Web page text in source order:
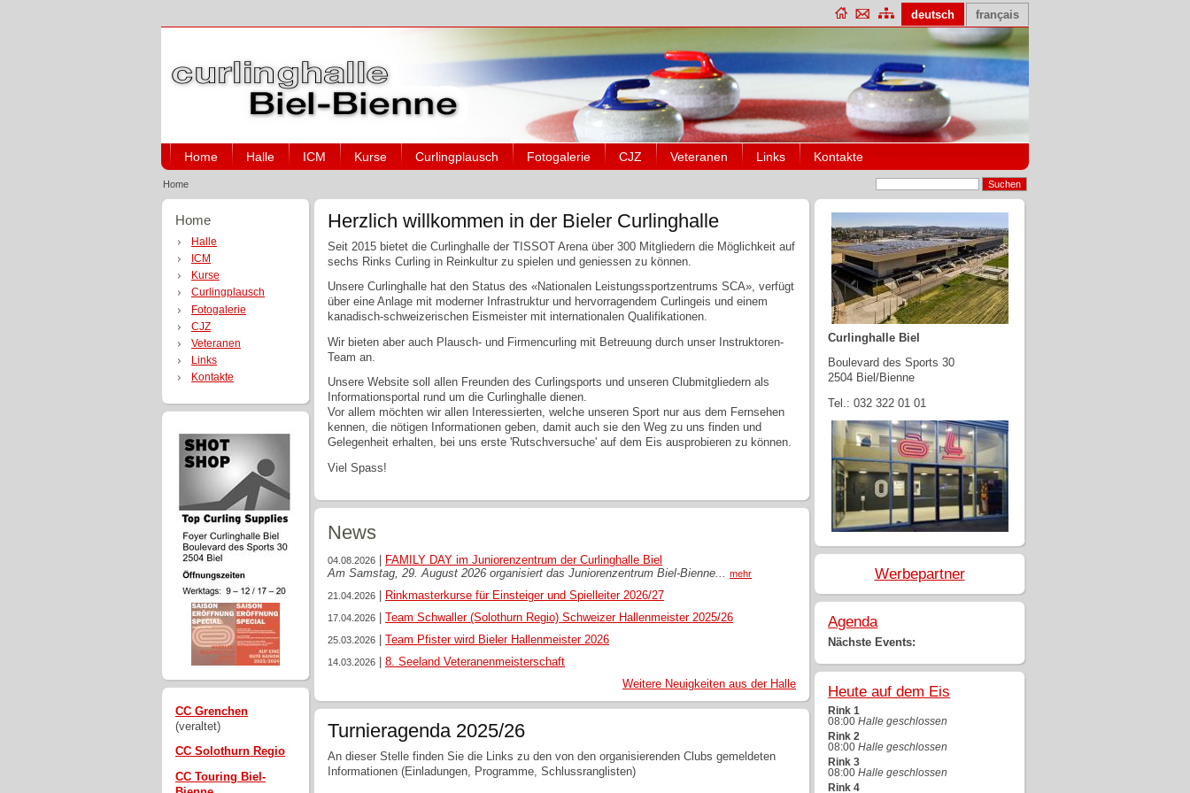
deutsch français
Home Halle ICM Kurse Curlingplausch Fotogalerie CJZ Veteranen Links Kontakte
Home
Home
Halle
ICM
Kurse
Curlingplausch
Fotogalerie
CJZ
Veteranen
Links
Kontakte
CC Grenchen
(veraltet)
CC Solothurn Regio
CC Touring Biel-
Herzlich willkommen in der Bieler Curlinghalle
Seit 2015 bietet die Curlinghalle der TISSOT Arena über 300 Mitgliedern die Möglichkeit auf
sechs Rinks Curling in Reinkultur zu spielen und geniessen zu können.
Unsere Curlinghalle hat den Status des «Nationalen Leistungssportzentrums SCA», verfügt
über eine Anlage mit moderner Infrastruktur und hervorragendem Curlingeis und einem
kanadisch-schweizerischen Eismeister mit internationalen Qualifikationen.
Wir bieten aber auch Plausch- und Firmencurling mit Betreuung durch unser Instruktoren-
Team an.
Unsere Website soll allen Freunden des Curlingsports und unseren Clubmitgliedern als
Informationsportal rund um die Curlinghalle dienen.
Vor allem möchten wir allen Interessierten, welche unseren Sport nur aus dem Fernsehen
kennen, die nötigen Informationen geben, damit auch sie den Weg zu uns finden und
Gelegenheit erhalten, bei uns erste 'Rutschversuche' auf dem Eis ausprobieren zu können.
Viel Spass!
News
04.08.2026
FAMILY DAY im Juniorenzentrum der Curlinghalle Biel
Am Samstag, 29. August 2026 organisiert das Juniorenzentrum Biel-Bienne... mehr
21.04.2026 Rinkmasterkurse für Einsteiger und Spielleiter 2026/27
17.04.2026 Team Schwaller (Solothurn Regio) Schweizer Hallenmeister 2025/26
25.03.2026 Team Pfister wird Bieler Hallenmeister 2026
14.03.2026
8. Seeland Veteranenmeisterschaft
Weitere Neuigkeiten aus der Halle
Turnieragenda 2025/26
An dieser Stelle finden Sie die Links zu den von den organisierenden Clubs gemeldeten
Informationen (Einladungen, Programme, Schlussranglisten)
Curlinghalle Biel
Boulevard des Sports 30
2504 Biel/Bienne
Tel.: 032 322 01 01
Werbepartner
Agenda
Nächste Events:
Heute auf dem Eis
Rink 1
08:00Halle geschlossen
Rink 2
08:00Halle geschlossen
Rink 3
08:00Halle geschlossen
Rink 4